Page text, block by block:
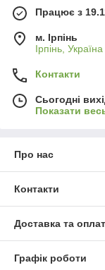
Працює з
м. Ірпінь
Ірпінь, Україна
Контакти
Сьогодні
Показати
Про нас
Контакти
Доставка та
Графік роботи